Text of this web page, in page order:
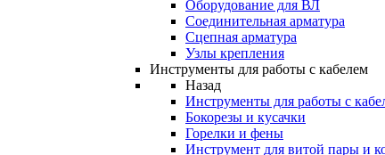
Оборудование для ВЛ
Соединительная арматура
Сцепная арматура
Узлы крепления
Инструменты для работы с кабелем
Назад
Инструменты для работы с
Бокорезы и кусачки
Горелки и фены
Инструмент для витой пары и